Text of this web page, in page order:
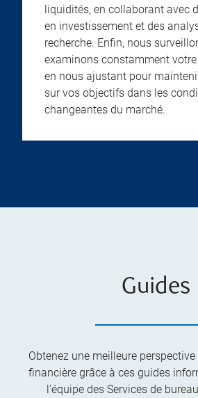
liquidités, en collaborant avec
en investissement et des
recherche. Enfin, nous
examinons constamment
en nous ajustant pour
sur vos objectifs dans les
changeantes du marché.
Guides
Obtenez une meilleure
financière grâce à ces guides
l'équipe des Services de